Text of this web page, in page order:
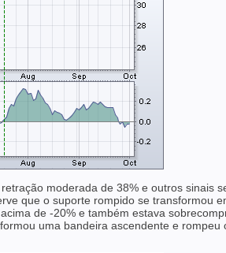
moderada de 38% e outros
que o suporte rompido se transformou
de -20% e também estava
uma bandeira ascendente e